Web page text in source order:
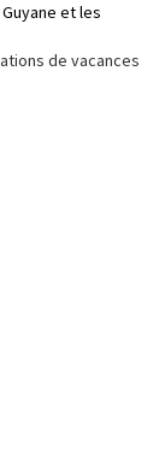
et les
de vacances